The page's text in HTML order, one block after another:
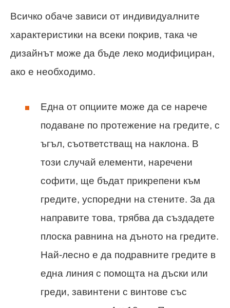
Всичко обаче зависи от индивидуалните
характеристики на всеки покрив, така че
дизайнът може да бъде леко модифициран,
ако е необходимо.
Една от опциите може да се нарече
подаване по протежение на гредите, с
ъгъл, съответстващ на наклона. В
този случай елементи, наречени
софити, ще бъдат прикрепени към
гредите, успоредни на стените. За да
направите това, трябва да създадете
плоска равнина на дъното на гредите.
Най-лесно е да подравните гредите в
една линия с помощта на дъски или
греди, завинтени с винтове със